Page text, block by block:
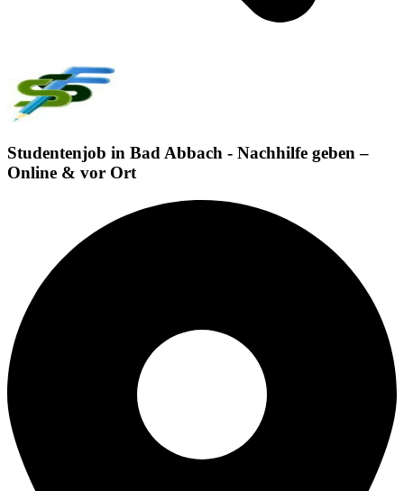
Studentenjob in Bad Abbach - Nachhilfe geben –
Online & vor Ort